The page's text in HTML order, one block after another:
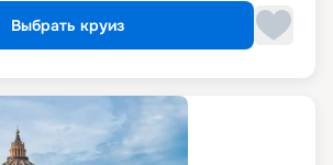
Выбрать круиз